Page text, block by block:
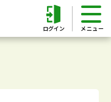
ログイン